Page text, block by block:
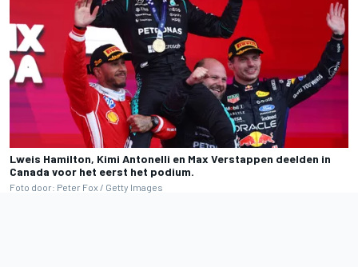
Lweis Hamilton, Kimi Antonelli en Max Verstappen deelden in
Canada voor het eerst het podium.
Foto door: Peter Fox / Getty Images